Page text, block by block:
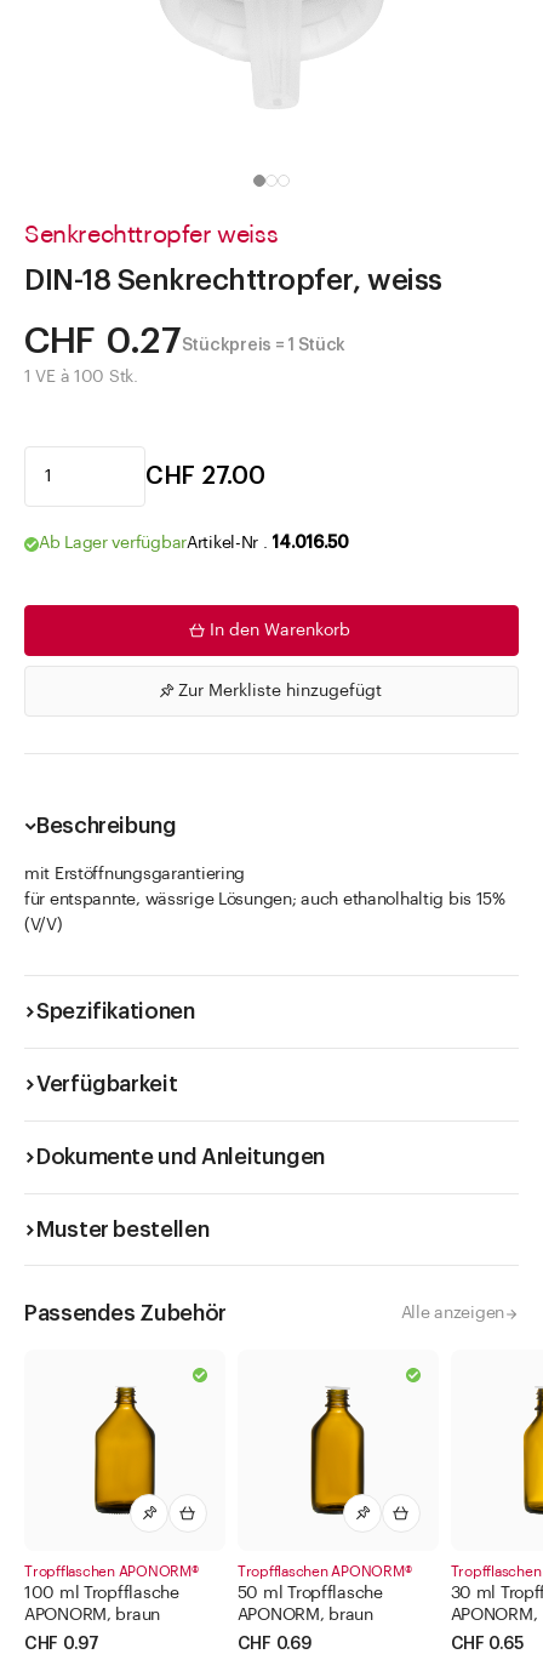
Senkrechttropfer weiss
DIN-18 Senkrechttropfer, weiss
CHF 0.27Stückpreis = 1 Stück
1 VE à 100 Stk.
CHF 27.00
Ab Lager verfügbarArtikel-Nr . 14.016.50
In den Warenkorb
Zur Merkliste hinzugefügt
Beschreibung
mit Erstöffnungsgarantiering
für entspannte, wässrige Lösungen; auch ethanolhaltig bis 15%
(V/V)
Spezifikationen
Verfügbarkeit
Dokumente und Anleitungen
Muster bestellen
Passendes Zubehör Alle anzeigen
Tropfflaschen APONORM®
100 ml Tropfflasche
APONORM, braun
CHF 0.97
Tropfflaschen APONORM®
50 ml Tropfflasche
APONORM, braun
CHF 0.69
Tropfflaschen
30 ml
CHF 0.65